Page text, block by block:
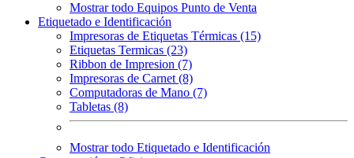
Mostrar todo Equipos Punto de Venta
Etiquetado e Identificación
Impresoras de Etiquetas Térmicas (15)
Etiquetas Termicas (23)
Ribbon de Impresion (7)
Impresoras de Carnet (8)
Computadoras de Mano (7)
Tabletas (8)
Mostrar todo Etiquetado e Identificación